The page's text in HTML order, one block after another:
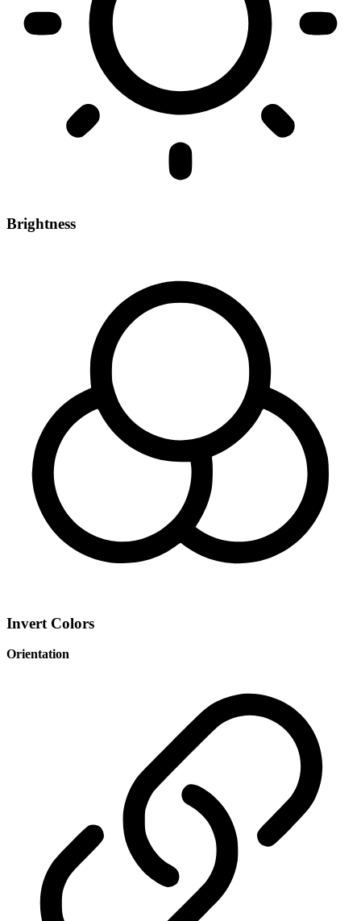
Brightness
Invert Colors
Orientation